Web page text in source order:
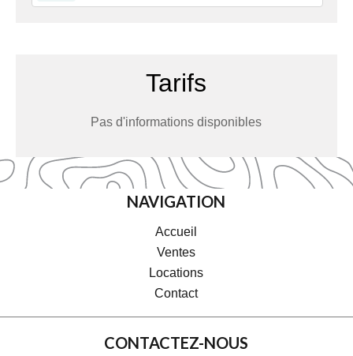
Tarifs
Pas d'informations disponibles
NAVIGATION
Accueil
Ventes
Locations
Contact
CONTACTEZ-NOUS